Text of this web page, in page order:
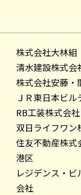
株式会社大林組
清水建設株式会
株式会社安藤・
ＪＲ東日本ビ
RB工装株式会社
双日ライフワン
住友不動産株式
港区
レジデンス・
会社